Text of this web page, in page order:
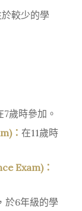
較少的學
7歲時參加。
： 在11歲時
Exam)：
於6年級的學